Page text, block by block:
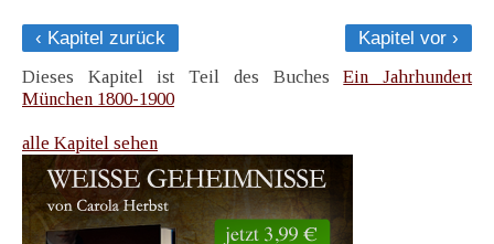
‹ Kapitel zurück
Kapitel vor ›
Dieses Kapitel ist Teil des BuchesEin Jahrhundert
München 1800-1900
alle Kapitel sehen